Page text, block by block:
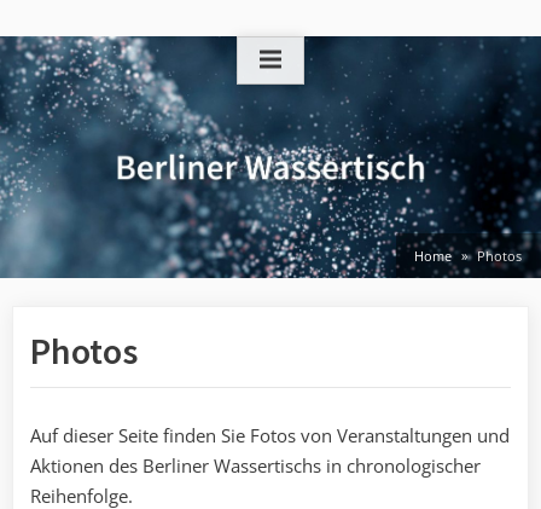
to
content
Home Photos
Photos
Auf dieser Seite finden Sie Fotos von Veranstaltungen und
Aktionen des Berliner Wassertischs in chronologischer
Reihenfolge.